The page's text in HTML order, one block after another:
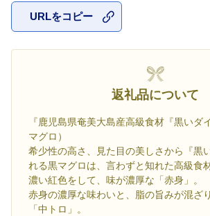
URLをコピー
返礼品について
『鹿児島県奄美大島産高級食材『黒いダ
マグロ）
希少性の高さ、見た目の美しさから『黒
れる黒マグロは、言わずと知れた高級食
濃い紅色をして、味が濃厚な「赤身」。
赤身の濃厚な味わいと、脂の旨みが混ざ
「中トロ」。